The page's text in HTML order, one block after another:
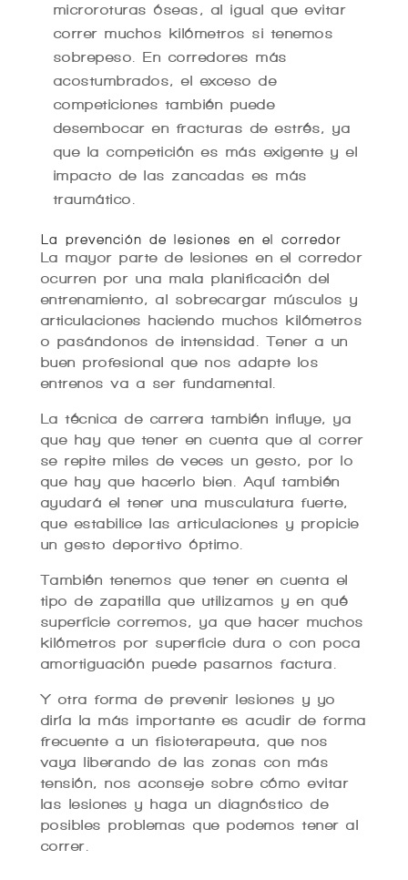
microroturas óseas, al igual que evitar
correr muchos kilómetros si tenemos
sobrepeso. En corredores más
acostumbrados, el exceso de
competiciones también puede
desembocar en fracturas de estrés, ya
que la competición es más exigente y el
impacto de las zancadas es más
traumático.
La prevención de lesiones en el corredor
La mayor parte de lesiones en el corredor
ocurren por una mala planificación del
entrenamiento, al sobrecargar músculos y
articulaciones haciendo muchos kilómetros
o pasándonos de intensidad. Tener a un
buen profesional que nos adapte los
entrenos va a ser fundamental.
La técnica de carrera también influye, ya
que hay que tener en cuenta que al correr
se repite miles de veces un gesto, por lo
que hay que hacerlo bien. Aquí también
ayudará el tener una musculatura fuerte,
que estabilice las articulaciones y propicie
un gesto deportivo óptimo.
También tenemos que tener en cuenta el
tipo de zapatilla que utilizamos y en qué
superficie corremos, ya que hacer muchos
kilómetros por superficie dura o con poca
amortiguación puede pasarnos factura.
Y otra forma de prevenir lesiones y yo
diría la más importante es acudir de forma
frecuente a un fisioterapeuta, que nos
vaya liberando de las zonas con más
tensión, nos aconseje sobre cómo evitar
las lesiones y haga un diagnóstico de
posibles problemas que podemos tener al
correr.